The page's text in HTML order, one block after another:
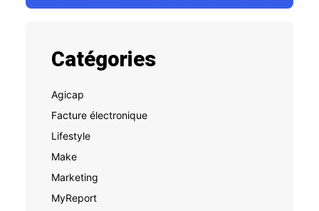
Catégories
Agicap
Facture électronique
Lifestyle
Make
Marketing
MyReport